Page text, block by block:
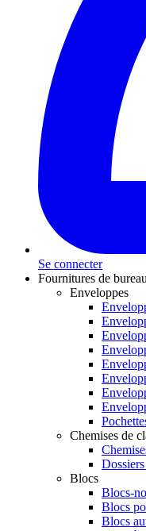
Se connecter
Fournitures de bureau
Enveloppes
Chemises de
Blocs
Blocs-
Blocs
Blocs